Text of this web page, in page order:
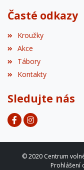
Časté odkazy
Kroužky
Akce
Tábory
Kontakty
Sledujte nás
© 2020 Centrum
Prohlášení